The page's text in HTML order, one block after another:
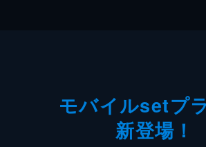
モバイルsetプ
新登場！